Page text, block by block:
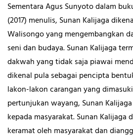
Sementara Agus Sunyoto dalam
(2017) menulis, Sunan Kalijaga
Walisongo yang mengembangkan
seni dan budaya. Sunan Kalijaga
dakwah yang tidak saja piawai
dikenal pula sebagai pencipta
lakon-lakon carangan yang
pertunjukan wayang, Sunan
kepada masyarakat. Sunan Kalijaga
keramat oleh masyarakat dan